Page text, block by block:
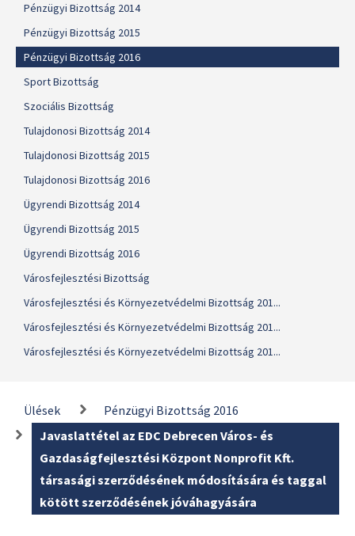
Pénzügyi Bizottság 2014
Pénzügyi Bizottság 2015
Pénzügyi Bizottság 2016
Sport Bizottság
Szociális Bizottság
Tulajdonosi Bizottság 2014
Tulajdonosi Bizottság 2015
Tulajdonosi Bizottság 2016
Ügyrendi Bizottság 2014
Ügyrendi Bizottság 2015
Ügyrendi Bizottság 2016
Városfejlesztési Bizottság
Városfejlesztési és Környezetvédelmi Bizottság 201...
Városfejlesztési és Környezetvédelmi Bizottság 201...
Városfejlesztési és Környezetvédelmi Bizottság 201...
Ülések
Pénzügyi Bizottság 2016
Javaslattétel az EDC Debrecen Város- és
Gazdaságfejlesztési Központ Nonprofit Kft.
társasági szerződésének módosítására és taggal
kötött szerződésének jóváhagyására